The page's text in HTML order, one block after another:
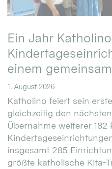
Ein Jahr
einem
1. August 2026
Katholino feiert sein
gleichzeitig den
Übernahme weiterer 182
insgesamt 285
größte katholische Kita-